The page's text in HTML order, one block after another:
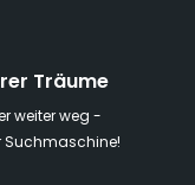
Träume
weiter weg -